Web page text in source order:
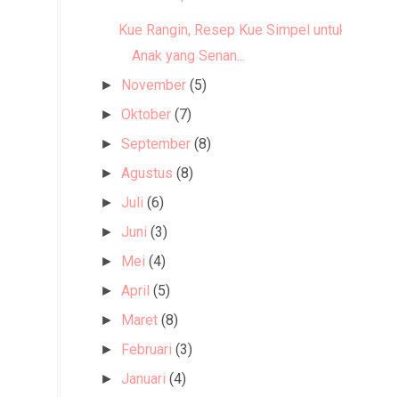
Kue Rangin, Resep Kue Simpel untuk
Anak yang Senan...
► November (5)
►Oktober (7)
►September (8)
►Agustus (8)
► Juli (6)
► Juni (3)
► Mei (4)
►April (5)
► Maret (8)
► Februari (3)
► Januari (4)